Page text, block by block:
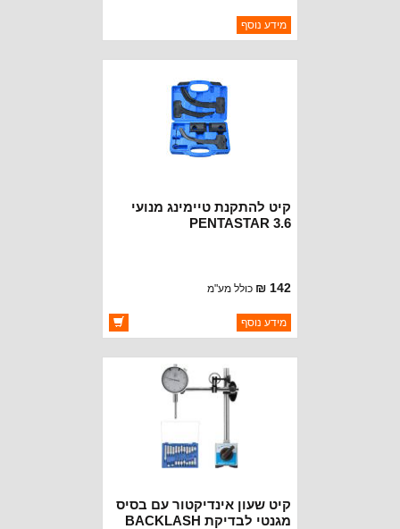
ברקוד: 10583
יצרן:ROUGH COUNTRY
מידע נוסף
קיט להתקנת טיימינג מנועי
PENTASTAR 3.6
142 ₪ כולל מע"מ
ברקוד: BJ8014
יצרן:OAKMAN OFFROAD
מידע נוסף
קיט שעון אינדיקטור עם בסיס
מגנטי לבדיקת BACKLASH